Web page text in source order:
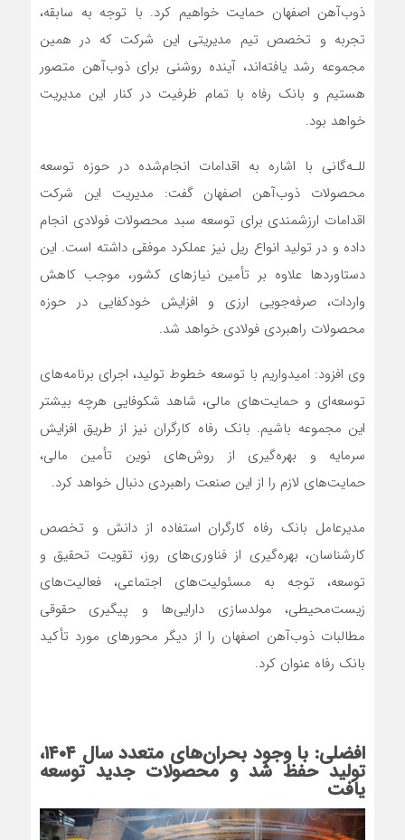
ذوب‌آهن اصفهان حمایت خواهیم کرد. با توجه به سابقه،
تجربه و تخصص تیم مدیریتی این شرکت که در همین
مجموعه رشد یافته‌اند، آینده روشنی برای ذوب‌آهن متصور
هستیم و بانک رفاه با تمام ظرفیت در کنار این مدیریت
خواهد بود.
للـه‌گانی با اشاره به اقدامات انجام‌شده در حوزه توسعه
محصولات ذوب‌آهن اصفهان گفت: مدیریت این شرکت
اقدامات ارزشمندی برای توسعه سبد محصولات فولادی انجام
داده و در تولید انواع ریل نیز عملکرد موفقی داشته است. این
دستاوردها علاوه بر تأمین نیازهای کشور، موجب کاهش
واردات، صرفه‌جویی ارزی و افزایش خودکفایی در حوزه
محصولات راهبردی فولادی خواهد شد.
وی افزود: امیدواریم با توسعه خطوط تولید، اجرای برنامه‌های
توسعه‌ای و حمایت‌های مالی، شاهد شکوفایی هرچه بیشتر
این مجموعه باشیم. بانک رفاه کارگران نیز از طریق افزایش
سرمایه و بهره‌گیری از روش‌های نوین تأمین مالی،
حمایت‌های لازم را از این صنعت راهبردی دنبال خواهد کرد.
مدیرعامل بانک رفاه کارگران استفاده از دانش و تخصص
کارشناسان، بهره‌گیری از فناوری‌های روز، تقویت تحقیق و
توسعه، توجه به مسئولیت‌های اجتماعی، فعالیت‌های
زیست‌محیطی، مولدسازی دارایی‌ها و پیگیری حقوقی
مطالبات ذوب‌آهن اصفهان را از دیگر محورهای مورد تأکید
بانک رفاه عنوان کرد.
افضلی: با وجود بحران‌های متعدد سال ۱۴۰۴،
تولید حفظ شد و محصولات جدید توسعه
یافت